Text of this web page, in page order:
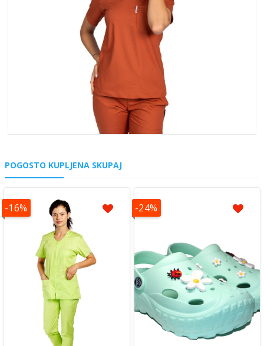
POGOSTO KUPLJENA SKUPAJ
-16% -24%